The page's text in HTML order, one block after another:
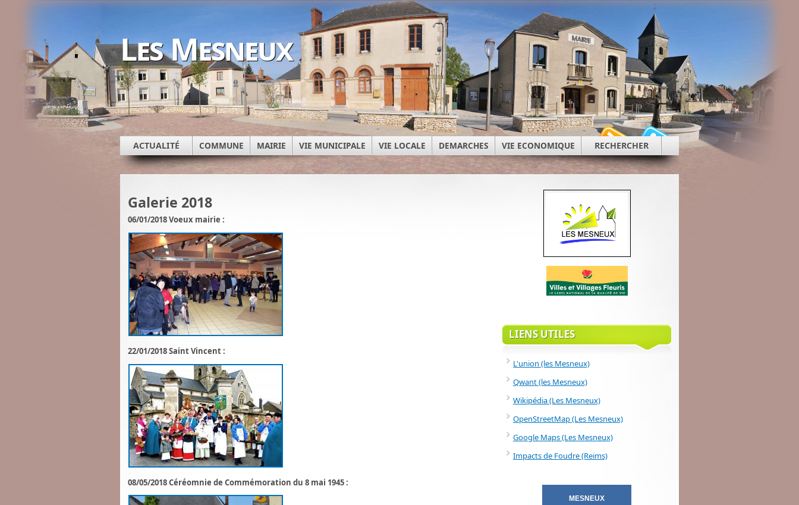
Les Mesneux
ACTUALITÉ COMMUNE MAIRIE VIE MUNICIPALE VIE LOCALE DEMARCHES VIE ECONOMIQUE RECHERCHER
Galerie 2018
06/01/2018 Voeux mairie :
22/01/2018 Saint Vincent :
08/05/2018 Céréomnie de Commémoration du 8 mai 1945 :
LIENS UTILES
L'union (les Mesneux)
Qwant (les Mesneux)
Wikipédia (Les Mesneux)
OpenStreetMap (Les Mesneux)
Google Maps (Les Mesneux)
Impacts de Foudre (Reims)